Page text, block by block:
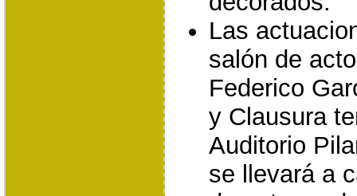
Las
salón de
Federico
y Clausura
Auditorio
se llevará a